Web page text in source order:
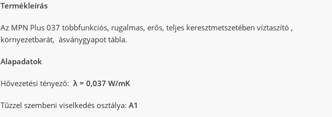
Termékleírás
Az MPN Plus 037 többfunkciós, rugalmas, erős, teljes keresztmetszetében víztaszító ,
környezetbarát, ásványgyapot tábla.
Alapadatok
Hővezetési tényező: λ = 0,037 W/mK
Tűzzel szembeni viselkedés osztálya: A1